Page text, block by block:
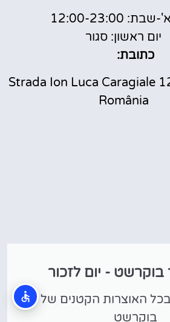
12:00-23:00
יום ראשון: סגור
כתובת:
Strada Ion Luca Caragiale
România
בוקרשט - יום לזכור
האוצרות הקטנים של
בוקרשט